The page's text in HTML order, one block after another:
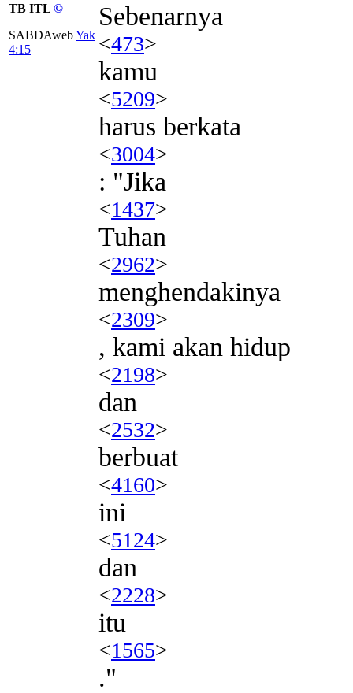
TB ITL ©
SABDAwebYak
4:15
Sebenarnya
<473>
kamu
<5209>
harus berkata
<3004>
: "Jika
<1437>
Tuhan
<2962>
menghendakinya
<2309>
, kami akan hidup
<2198>
dan
<2532>
berbuat
<4160>
ini
<5124>
dan
<2228>
itu
<1565>
."